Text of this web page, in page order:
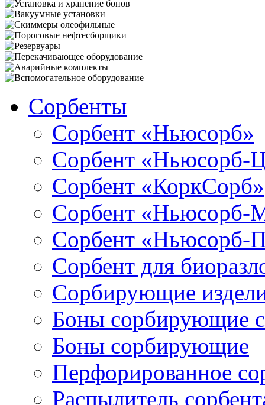
Сорбенты
Сорбент «Ньюсорб»
Сорбент «Ньюсорб-
Сорбент «КоркСорб»
Сорбент «Ньюсорб-
Сорбент «Ньюсорб-
Сорбент для
Сорбирующие
Боны сорбирующие
Боны сорбирующие
Перфорированное
Распылитель